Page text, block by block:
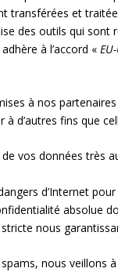
transférées et
des outils qui sont
à l’accord «
à nos
à d’autres fins que
vos données très
d’Internet
absolue
nous
nous veillons